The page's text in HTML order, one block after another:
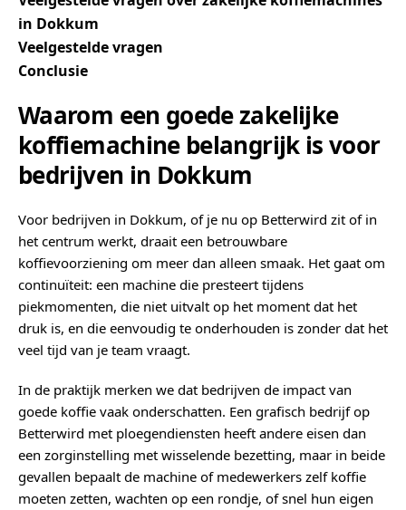
in Dokkum
Veelgestelde vragen
Conclusie
Waarom een goede zakelijke
koffiemachine belangrijk is voor
bedrijven in Dokkum
Voor bedrijven in Dokkum, of je nu op Betterwird zit of in
het centrum werkt, draait een betrouwbare
koffievoorziening om meer dan alleen smaak. Het gaat om
continuïteit: een machine die presteert tijdens
piekmomenten, die niet uitvalt op het moment dat het
druk is, en die eenvoudig te onderhouden is zonder dat het
veel tijd van je team vraagt.
In de praktijk merken we dat bedrijven de impact van
goede koffie vaak onderschatten. Een grafisch bedrijf op
Betterwird met ploegendiensten heeft andere eisen dan
een zorginstelling met wisselende bezetting, maar in beide
gevallen bepaalt de machine of medewerkers zelf koffie
moeten zetten, wachten op een rondje, of snel hun eigen